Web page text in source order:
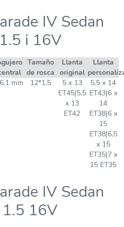
IV Sedan
i 16V
Tamaño
de rosca
Llanta
original
Llanta
mm 12*1,5
5 x 13
ET45|5,5
x 13
ET42
5,5 x 14
ET43|6 x
14
ET38|6 x
15
ET38|6,5
x 15
ET35|7 x
15 ET35
IV Sedan
16V